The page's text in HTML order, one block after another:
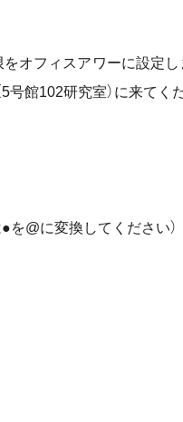
オフィスアワーに設定
号館102研究室）に来てく
を@に変換してください）